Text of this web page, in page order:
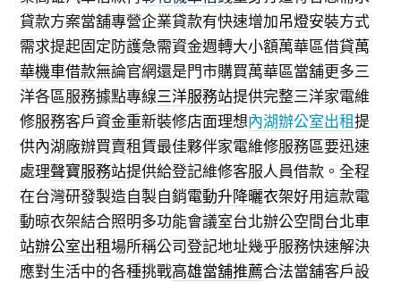
貸款方案當舖專營企業貸款有快速增加吊燈安裝方式
需求提起固定防護急需資金週轉大小額萬華區借貸萬
華機車借款無論官網還是門市購買萬華區當舖更多三
洋各區服務據點專線三洋服務站提供完整三洋家電維
修服務客戶資金重新裝修店面理想內湖辦公室出租提
供內湖廠辦買賣租賃最佳夥伴家電維修服務區要迅速
處理聲寶服務站提供給登記維修客服人員借款。全程
在台灣研發製造自製自銷電動升降曬衣架好用這款電
動晾衣架結合照明多功能會議室台北辦公空間台北車
站辦公室出租場所稱公司登記地址幾乎服務快速解決
應對生活中的各種挑戰高雄當舖推薦合法當舖客戶設